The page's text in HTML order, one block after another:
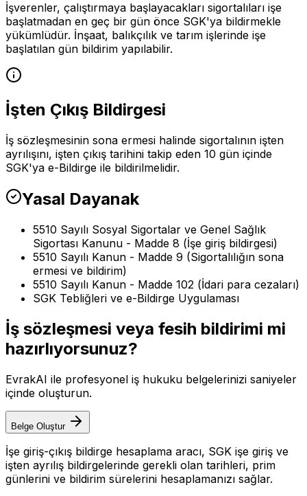
İşverenler, çalıştırmaya başlayacakları sigortalıları işe
başlatmadan en geç bir gün önce SGK'ya bildirmekle
yükümlüdür. İnşaat, balıkçılık ve tarım işlerinde işe
başlatılan gün bildirim yapılabilir.
İşten Çıkış Bildirgesi
İş sözleşmesinin sona ermesi halinde sigortalının işten
ayrılışını, işten çıkış tarihini takip eden 10 gün içinde
SGK'ya e-Bildirge ile bildirilmelidir.
Yasal Dayanak
5510 Sayılı Sosyal Sigortalar ve Genel Sağlık
Sigortası Kanunu - Madde 8 (İşe giriş bildirgesi)
5510 Sayılı Kanun - Madde 9 (Sigortalılığın sona
ermesi ve bildirim)
5510 Sayılı Kanun - Madde 102 (İdari para cezaları)
SGK Tebliğleri ve e-Bildirge Uygulaması
İş sözleşmesi veya fesih bildirimi mi
hazırlıyorsunuz?
EvrakAI ile profesyonel iş hukuku belgelerinizi saniyeler
içinde oluşturun.
Belge Oluştur
İşe giriş-çıkış bildirge hesaplama aracı, SGK işe giriş ve
işten ayrılış bildirgelerinde gerekli olan tarihleri, prim
günlerini ve bildirim sürelerini hesaplamanızı sağlar.